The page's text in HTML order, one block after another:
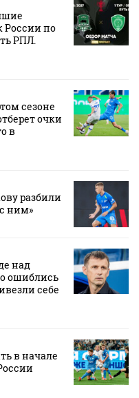
России по
РПЛ.
сезоне
очки
в
разбили
ним»
над
ошиблись
себе
в начале